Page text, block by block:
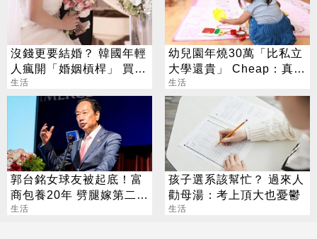
沒錢更要結婚？ 韓國年輕
人瘋開「婚姻槓桿」 買房
拚翻轉階級
生活
幼兒園年燒30萬「比私立
大學還貴」 Cheap：真心
敬佩願意生
生活
郭台銘女球友被起底！富
商包養20年 劈腿嫁第二任
老公
生活
孩子選系該幫忙？ 過來人
勸母湯：考上頂大也憂鬱
生活